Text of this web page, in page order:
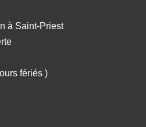
à Saint-Priest
fériés )